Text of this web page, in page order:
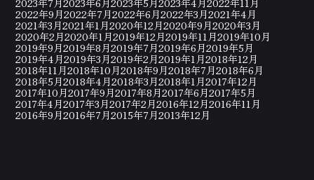
2023年7月2023年6月2023年5月2023年4月2022年11月
2022年9月2022年7月2022年6月2022年3月2021年4月
2021年3月2021年1月2020年12月2020年9月2020年3月
2020年2月2020年1月2019年12月2019年11月2019年10月
2019年9月2019年8月2019年7月2019年6月2019年5月
2019年4月2019年3月2019年2月2019年1月2018年12月
2018年11月2018年10月2018年9月2018年7月2018年6月
2018年5月2018年4月2018年3月2018年1月2017年12月
2017年10月2017年9月2017年8月2017年6月2017年5月
2017年4月2017年3月2017年2月2016年12月2016年11月
2016年9月2016年7月2015年7月2013年12月